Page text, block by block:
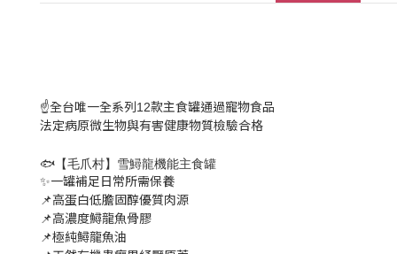
☝️全台唯一全系列12款主食罐通過寵物食品
法定病原微生物與有害健康物質檢驗合格
🐟【毛爪村】 雪鱘龍機能主食罐
✨一罐補足日常所需保養
📌高蛋白低膽固醇優質肉源
📌高濃度鱘龍魚骨膠
📌極純鱘龍魚油